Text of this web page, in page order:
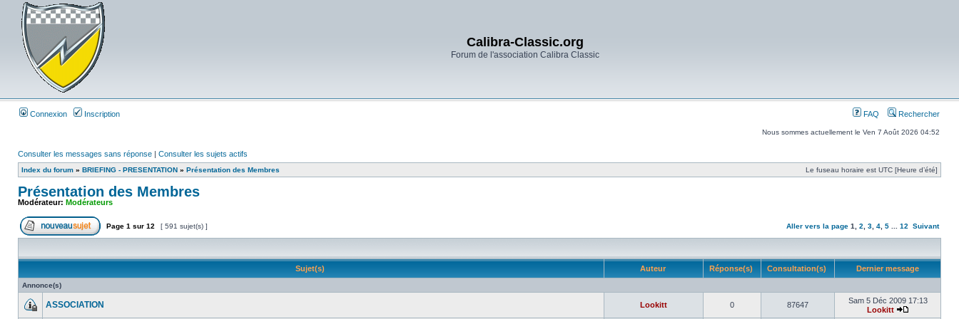
Calibra-Classic.org
Forum de l'association Calibra Classic
Connexion Inscription FAQ Rechercher
Nous sommes actuellement le Ven 7 Août 2026 04:52
Consulter les messages sans réponse | Consulter les sujets actifs
Index du forum » BRIEFING - PRESENTATION » Présentation des Membres Le fuseau horaire est UTC [Heure d’été]
Présentation des Membres
Modérateur: Modérateurs
Page 1 sur 12 [ 591 sujet(s) ] Aller vers la page 1 2 3 4 5 12 Suivant
Sujet(s) Auteur Réponse(s) Consultation(s) Dernier message
Annonce(s)
ASSOCIATION Lookitt 0 87647
Sam 5 Déc 2009 17:13
Lookitt